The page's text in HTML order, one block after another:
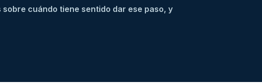
sobre cuándo tiene sentido dar ese paso, y